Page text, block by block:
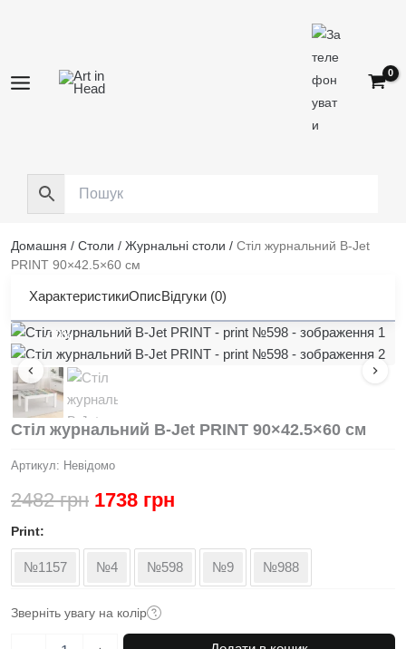
Домашня / Столи / Журнальні столи / Стіл журнальний B-Jet
PRINT 90×42.5×60 см
ХарактеристикиОписВідгуки (0)
-30%
Стіл журнальний B-Jet PRINT 90×42.5×60 см
Артикул: Невідомо
2482грн Оригінальна
2482 грн.
1738 грн
1738 грн.
Print
№1157 №4 №598 №9 №988
Зверніть увагу на колір